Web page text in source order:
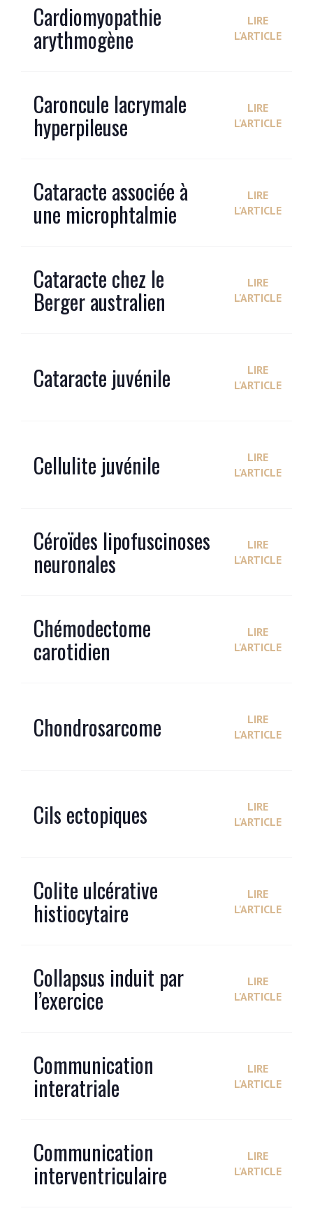
Cardiomyopathie
arythmogène
LIRE
L'ARTICLE
Caroncule lacrymale
hyperpileuse
LIRE
L'ARTICLE
Cataracte associée à
une microphtalmie
LIRE
L'ARTICLE
Cataracte chez le
Berger australien
LIRE
L'ARTICLE
Cataracte juvénile
LIRE
L'ARTICLE
Cellulite juvénile
LIRE
L'ARTICLE
Céroïdes lipofuscinoses
neuronales
LIRE
L'ARTICLE
Chémodectome
carotidien
LIRE
L'ARTICLE
Chondrosarcome
LIRE
L'ARTICLE
Cils ectopiques
LIRE
L'ARTICLE
Colite ulcérative
histiocytaire
LIRE
L'ARTICLE
Collapsus induit par
l’exercice
LIRE
L'ARTICLE
Communication
interatriale
LIRE
L'ARTICLE
Communication
interventriculaire
LIRE
L'ARTICLE